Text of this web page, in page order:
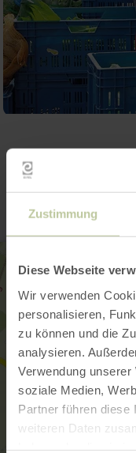
Zustimmung
Diese Webseite
Wir verwenden
personalisieren,
zu können und die
analysieren.
Verwendung
soziale Medien,
Partner führen diese
weiteren Daten
Kontakt